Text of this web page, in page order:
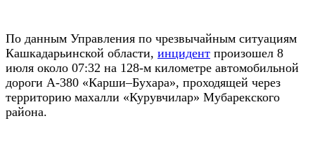
По данным Управления по чрезвычайным ситуациям
Кашкадарьинской области, инцидент произошел 8
июля около 07:32 на 128-м километре автомобильной
дороги A-380 «Карши–Бухара», проходящей через
территорию махалли «Курувчилар» Мубарекского
района.